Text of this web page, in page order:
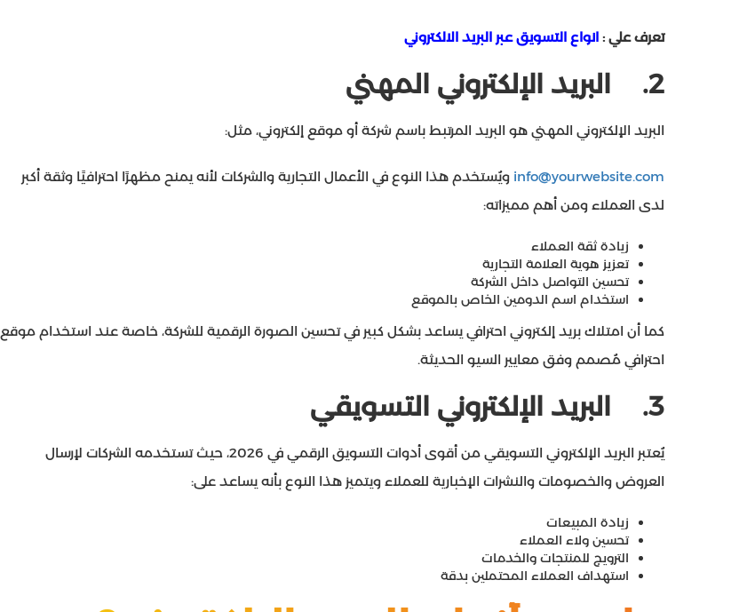
تعرف علي : انواع التسويق عبر البريد الالكتروني
2. البريد الإلكتروني المهني
البريد الإلكتروني المهني هو البريد المرتبط باسم شركة أو موقع إلكتروني، مثل:
info@yourwebsite.com ويُستخدم هذا النوع في الأعمال التجارية والشركات لأنه يمنح مظهرًا احترافيًا وثقة أكبر
لدى العملاء ومن أهم مميزاته:
زيادة ثقة العملاء
تعزيز هوية العلامة التجارية
تحسين التواصل داخل الشركة
استخدام اسم الدومين الخاص بالموقع
كما أن امتلاك بريد إلكتروني احترافي يساعد بشكل كبير في تحسين الصورة الرقمية للشركة، خاصة عند استخدام موقع
احترافي مُصمم وفق معايير السيو الحديثة.
3. البريد الإلكتروني التسويقي
يُعتبر البريد الإلكتروني التسويقي من أقوى أدوات التسويق الرقمي في 2026، حيث تستخدمه الشركات لإرسال
العروض والخصومات والنشرات الإخبارية للعملاء ويتميز هذا النوع بأنه يساعد على:
زيادة المبيعات
تحسين ولاء العملاء
الترويج للمنتجات والخدمات
استهداف العملاء المحتملين بدقة